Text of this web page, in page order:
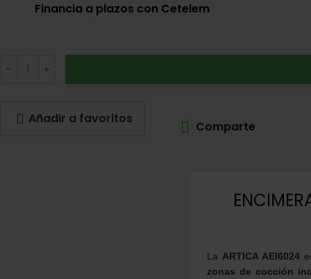
Financia a plazos con Cetelem
Añadir a favoritos
Comparte
La ARTICA AEI6024
zonas de cocción